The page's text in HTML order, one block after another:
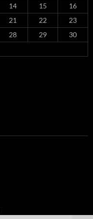
14 15
16
21 22
23
28 29
30